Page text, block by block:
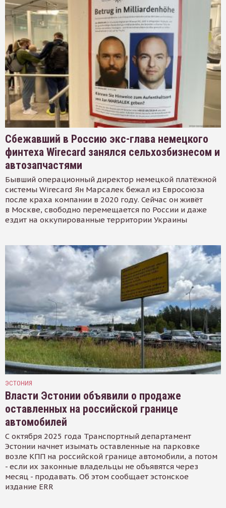
Сбежавший в Россию экс-глава немецкого
финтеха Wirecard занялся сельхозбизнесом и
автозапчастями
Бывший операционный директор немецкой платёжной
системы Wirecard Ян Марсалек бежал из Евросоюза
после краха компании в 2020 году. Сейчас он живёт
в Москве, свободно перемещается по России и даже
ездит на оккупированные территории Украины
ЭСТОНИЯ
Власти Эстонии объявили о продаже
оставленных на российской границе
автомобилей
С октября 2025 года Транспортный департамент
Эстонии начнет изымать оставленные на парковке
возле КПП на российской границе автомобили, а потом
- если их законные владельцы не объявятся через
месяц - продавать. Об этом сообщает эстонское
издание ERR